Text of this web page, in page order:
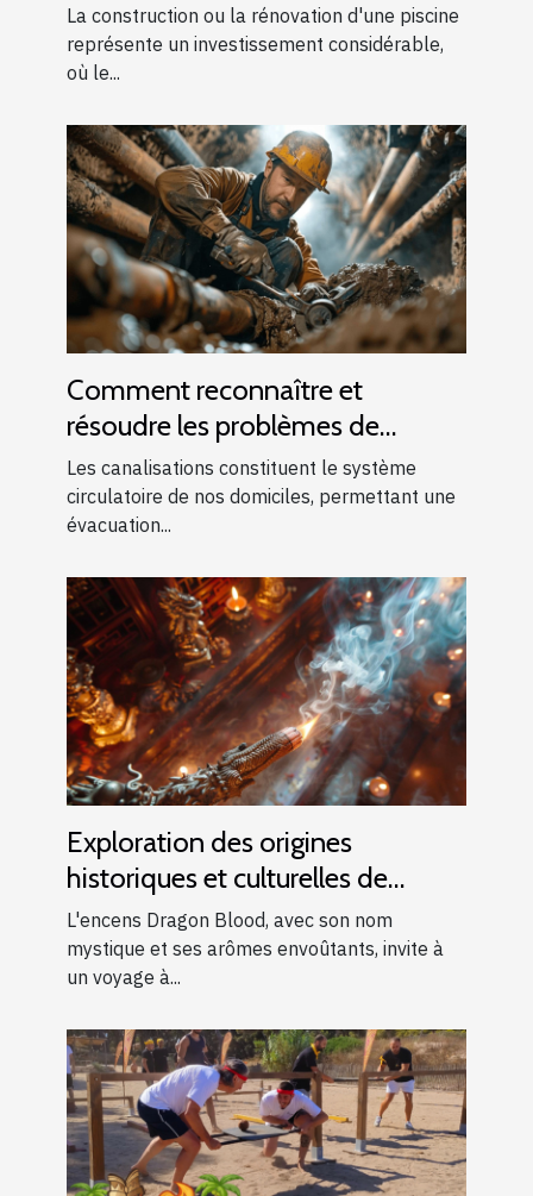
La construction ou la rénovation d'une piscine
représente un investissement considérable,
où le...
Comment reconnaître et
résoudre les problèmes de
canalisations bouchées
Les canalisations constituent le système
circulatoire de nos domiciles, permettant une
évacuation...
Exploration des origines
historiques et culturelles de
l'encens Dragon Blood
L'encens Dragon Blood, avec son nom
mystique et ses arômes envoûtants, invite à
un voyage à...